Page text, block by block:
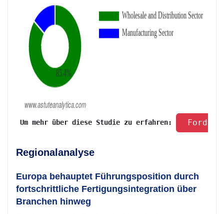
Um mehr über diese Studie zu erfahren:
Regionalanalyse
Europa behauptet Führungsposition durch
fortschrittliche Fertigungsintegration über
Branchen hinweg